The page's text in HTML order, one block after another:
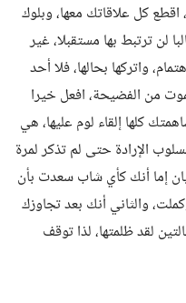
اقطع كل علاقاتك معها، وبلوك
لن ترتبط بها مستقبلا، غير
واتركها بحالها، فلا أحد
من الفضيحة، افعل خيرا
كلها إلقاء لوم عليها، هي
الإرادة حتى لم تذكر لمرة
إما أنك كأي شاب سعدت بأن
والثاني أنك بعد تجاوزك
لقد ظلمتها، لذا توقف